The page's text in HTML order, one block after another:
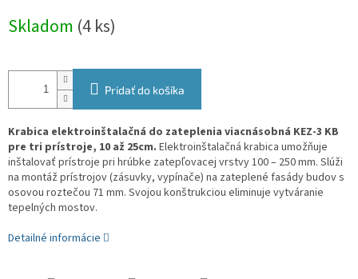
cena:
Skladom (4 ks)
Pridať do košíka
Krabica elektroinštalačná do zateplenia viacnásobná KEZ-3 KB
pre tri prístroje, 10 až 25cm. Elektroinštalačná krabica umožňuje
inštalovať prístroje pri hrúbke zatepľovacej vrstvy 100 – 250 mm. Slúži
na montáž prístrojov (zásuvky, vypínače) na zateplené fasády budov s
osovou roztečou 71 mm. Svojou konštrukciou eliminuje vytváranie
tepelných mostov.
Detailné informácie